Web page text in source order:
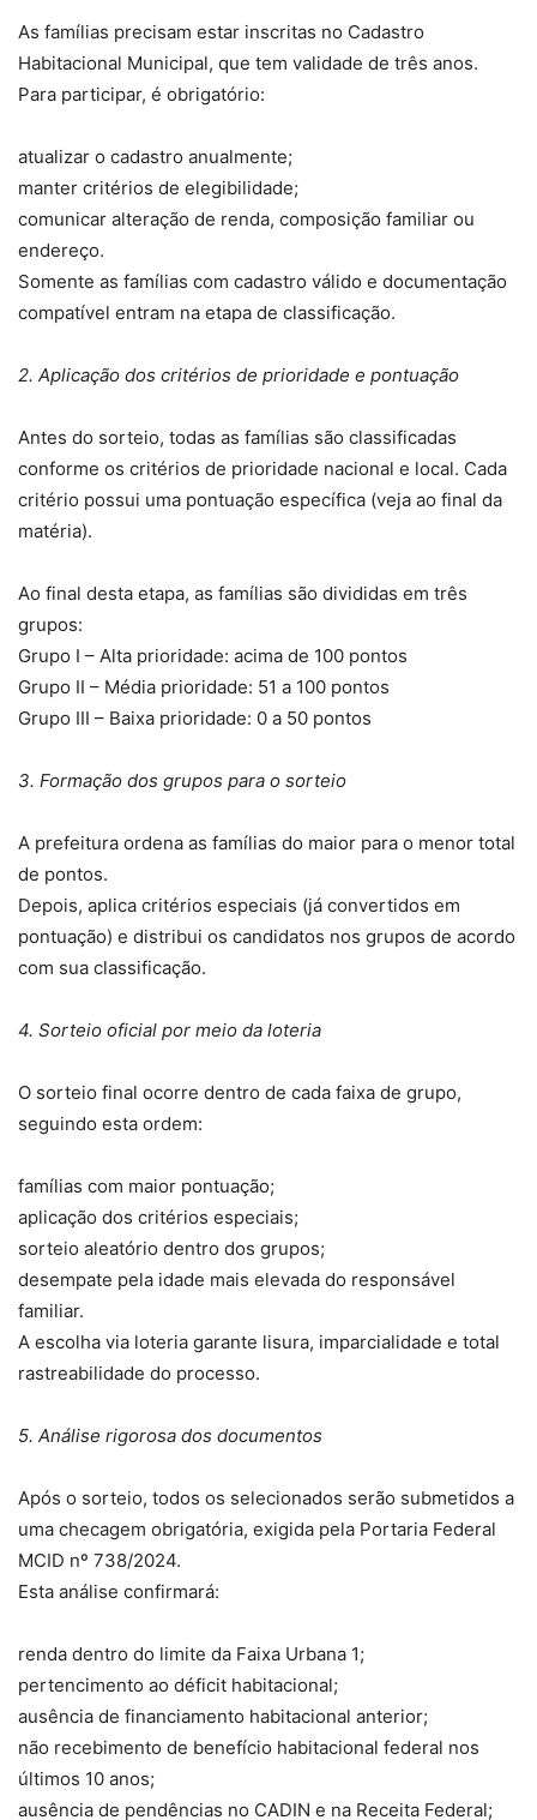
As famílias precisam estar inscritas no Cadastro
Habitacional Municipal, que tem validade de três anos.
Para participar, é obrigatório:
atualizar o cadastro anualmente;
manter critérios de elegibilidade;
comunicar alteração de renda, composição familiar ou
endereço.
Somente as famílias com cadastro válido e documentação
compatível entram na etapa de classificação.
2. Aplicação dos critérios de prioridade e pontuação
Antes do sorteio, todas as famílias são classificadas
conforme os critérios de prioridade nacional e local. Cada
critério possui uma pontuação específica (veja ao final da
matéria).
Ao final desta etapa, as famílias são divididas em três
grupos:
Grupo I – Alta prioridade: acima de 100 pontos
Grupo II – Média prioridade: 51 a 100 pontos
Grupo III – Baixa prioridade: 0 a 50 pontos
3. Formação dos grupos para o sorteio
A prefeitura ordena as famílias do maior para o menor total
de pontos.
Depois, aplica critérios especiais (já convertidos em
pontuação) e distribui os candidatos nos grupos de acordo
com sua classificação.
4. Sorteio oficial por meio da loteria
O sorteio final ocorre dentro de cada faixa de grupo,
seguindo esta ordem:
famílias com maior pontuação;
aplicação dos critérios especiais;
sorteio aleatório dentro dos grupos;
desempate pela idade mais elevada do responsável
familiar.
A escolha via loteria garante lisura, imparcialidade e total
rastreabilidade do processo.
5. Análise rigorosa dos documentos
Após o sorteio, todos os selecionados serão submetidos a
uma checagem obrigatória, exigida pela Portaria Federal
MCID nº 738/2024.
Esta análise confirmará:
renda dentro do limite da Faixa Urbana 1;
pertencimento ao déficit habitacional;
ausência de financiamento habitacional anterior;
não recebimento de benefício habitacional federal nos
últimos 10 anos;
ausência de pendências no CADIN e na Receita Federal;